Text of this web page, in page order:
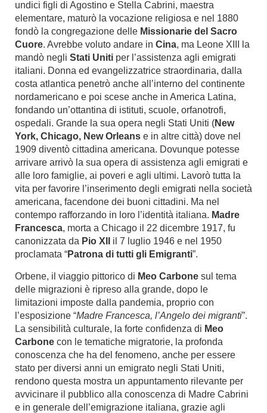
undici figli di Agostino e Stella Cabrini, maestra
elementare, maturò la vocazione religiosa e nel 1880
fondò la congregazione delle Missionarie del Sacro
Cuore. Avrebbe voluto andare in Cina, ma Leone XIII la
mandò negli Stati Uniti per l’assistenza agli emigrati
italiani. Donna ed evangelizzatrice straordinaria, dalla
costa atlantica penetrò anche all’interno del continente
nordamericano e poi scese anche in America Latina,
fondando un’ottantina di istituti, scuole, orfanotrofi,
ospedali. Grande la sua opera negli Stati Uniti (New
York, Chicago, New Orleans e in altre città) dove nel
1909 diventò cittadina americana. Dovunque potesse
arrivare arrivò la sua opera di assistenza agli emigrati e
alle loro famiglie, ai poveri e agli ultimi. Lavorò tutta la
vita per favorire l’inserimento degli emigrati nella società
americana, facendone dei buoni cittadini. Ma nel
contempo rafforzando in loro l’identità italiana. Madre
Francesca, morta a Chicago il 22 dicembre 1917, fu
canonizzata da Pio XII
il 7 luglio 1946 e nel 1950
proclamata “Patrona di tutti gli Emigranti”.
Orbene, il viaggio pittorico di Meo Carbone sul tema
delle migrazioni è ripreso alla grande, dopo le
limitazioni imposte dalla pandemia, proprio con
l’esposizione “Madre Francesca, l’Angelo dei migranti”.
La sensibilità culturale, la forte confidenza di Meo
Carbone con le tematiche migratorie, la profonda
conoscenza che ha del fenomeno, anche per essere
stato per diversi anni un emigrato negli Stati Uniti,
rendono questa mostra un appuntamento rilevante per
avvicinare il pubblico alla conoscenza di Madre Cabrini
e in generale dell’emigrazione italiana, grazie agli